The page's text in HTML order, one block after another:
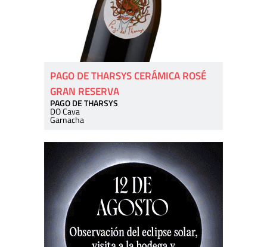
PAGO DE THARSYS CERÁMICA ROSÉ
GRAN RESERVA
PAGO DE THARSYS
DO Cava
Garnacha